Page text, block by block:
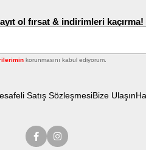
ol fırsat & indirimleri kaçırma!
korunmasını kabul ediyorum.
Satış SözleşmesiBize Ulaşın